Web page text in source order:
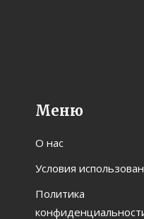
Меню
О нас
Условия
Политика